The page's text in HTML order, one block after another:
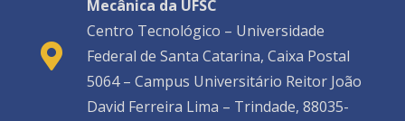
Mecânica da UFSC
Centro Tecnológico – Universidade
Federal de Santa Catarina, Caixa Postal
5064 – Campus Universitário Reitor João
David Ferreira Lima – Trindade, 88035-